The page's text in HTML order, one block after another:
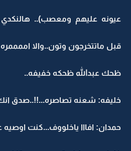
عيونه عليهم ومعصب).. هالنكدي
قبل ماتتخرجون وتون..والا اممممره
ظحك عبدالله ظحكه خفيفه..
خليفه: شعنه تصاصره...!!..صدق
حمدان: افااا ياخلووف...كنت